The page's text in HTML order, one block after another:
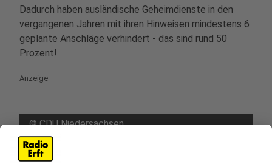
Dadurch haben ausländische Geheimdienste in den
vergangenen Jahren mit ihren Hinweisen mindestens 6
geplante Anschläge verhindert - das sind rund 50
Prozent!
Anzeige
©CDU Niedersachsen
Anzeige